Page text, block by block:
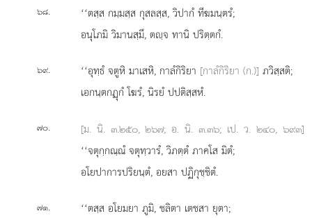
๖๘.
‘‘ตสฺส กมฺมสฺส กุสลสฺส, วิปากํ ทีฆมนฺตรํ;
อนุโภมิ วิมานสฺมึ, ตฺจ ทานิ ปริตฺตกํ.
๖๙. ‘‘อุทฺธํ จตูหิ มาเสหิ, กาลํกิริยา [กาลํกิริยา (ก.)] ภวิสฺสติ;
เอกนฺตกฏุกํ โฆรํ, นิรยํ ปปติสฺสหํ.
๗๐.
[ม. นิ. ๓.๒๕๐, ๒๖๗; อ. นิ. ๓.๓๖; เป. ว. ๒๔๐, ๖๙๓]
‘‘จตุกฺกณฺณํ จตุทฺวารํ, วิภตฺตํ ภาคโส มิตํ;
อโยปาการปริยนฺตํ, อยสา ปฏิกุชฺชิตํ.
๗๑. ‘‘ตสฺส อโยมยา ภูมิ, ชลิตา เตชสา ยุตา;